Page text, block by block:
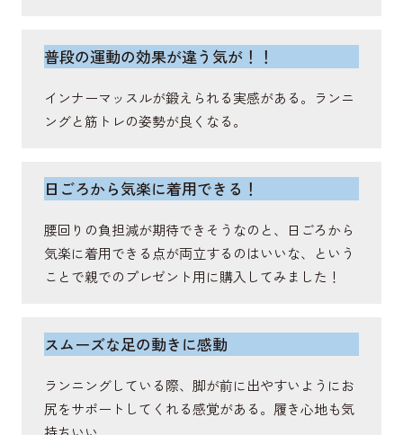
脊柱起立筋
幹の安定に関与する筋肉。
普段の運動の効果が違う気が！！
インナーマッスルが鍛えられる実感がある。ランニ
ングと筋トレの姿勢が良くなる。
日ごろから気楽に着用できる！
腰回りの負担減が期待できそうなのと、日ごろから
気楽に着用できる点が両立するのはいいな、という
ことで親でのプレゼント用に購入してみました！
スムーズな足の動きに感動
ランニングしている際、脚が前に出やすいようにお
尻をサポートしてくれる感覚がある。履き心地も気